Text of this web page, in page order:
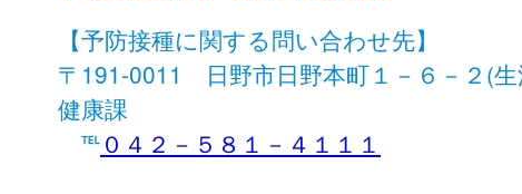
【予防接種に関する問い合わせ先】
〒191-0011 日野市日野本町１－６－２(
健康課
℡０４２－５８１－４１１１